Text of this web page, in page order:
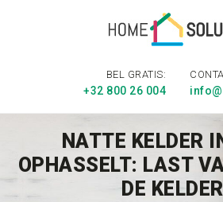
BEL GRATIS:
+32 800 26 004
NATTE KELDER
OPHASSELT: LAST
DE